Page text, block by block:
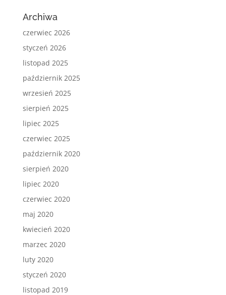
Archiwa
czerwiec 2026
styczeń 2026
listopad 2025
październik 2025
wrzesień 2025
sierpień 2025
lipiec 2025
czerwiec 2025
październik 2020
sierpień 2020
lipiec 2020
czerwiec 2020
maj 2020
kwiecień 2020
marzec 2020
luty 2020
styczeń 2020
listopad 2019